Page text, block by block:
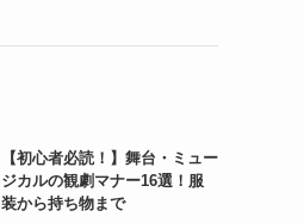
【初心者必読！】舞台・ミュー
ジカルの観劇マナー16選！服
装から持ち物まで